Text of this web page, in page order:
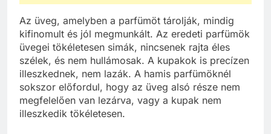
Az üveg, amelyben a parfümöt tárolják, mindig
kifinomult és jól megmunkált. Az eredeti parfümök
üvegei tökéletesen simák, nincsenek rajta éles
szélek, és nem hullámosak. A kupakok is precízen
illeszkednek, nem lazák. A hamis parfümöknél
sokszor előfordul, hogy az üveg alsó része nem
megfelelően van lezárva, vagy a kupak nem
illeszkedik tökéletesen.